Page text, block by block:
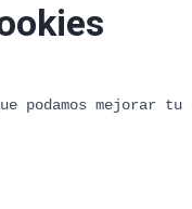
podamos mejorar tu